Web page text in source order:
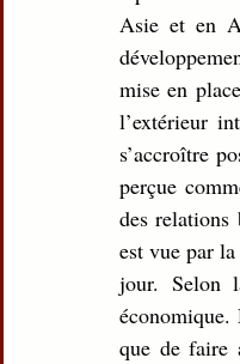
Asie et en
mise en
l’extérieur
s’accroître
perçue
des relations
est vue par
jour. Selon
économique.
que de faire